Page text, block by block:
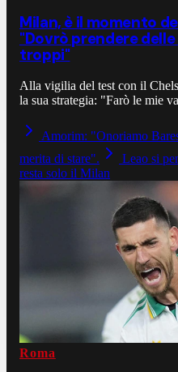
Milan, è il momento
"Dovrò prendere
troppi"
Alla vigilia del test con il
la sua strategia: "Farò le mie
Amorim: "Onoriamo
merita di stare".
Leao si
resta solo il Milan
Roma